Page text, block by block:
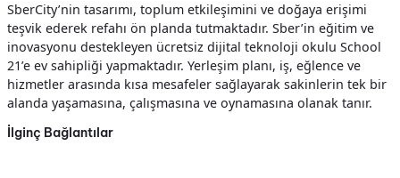
SberCity’nin tasarımı, toplum etkileşimini ve doğaya erişimi
teşvik ederek refahı ön planda tutmaktadır. Sber’in eğitim ve
inovasyonu destekleyen ücretsiz dijital teknoloji okulu School
21’e ev sahipliği yapmaktadır. Yerleşim planı, iş, eğlence ve
hizmetler arasında kısa mesafeler sağlayarak sakinlerin tek bir
alanda yaşamasına, çalışmasına ve oynamasına olanak tanır.
İlginç Bağlantılar